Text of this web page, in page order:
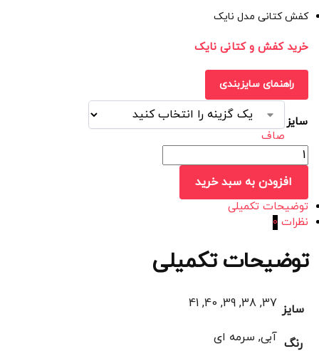
کفش کتانی مدل نایک
خرید کفش و کتانی نایک
راهنمای سایزبندی
سایز
صاف
افزودن به سبد خرید
توضیحات تکمیلی
نظرات 0
توضیحات تکمیلی
سایز 37, 38, 39, 40, 41
رنگ آبی, سرمه ای